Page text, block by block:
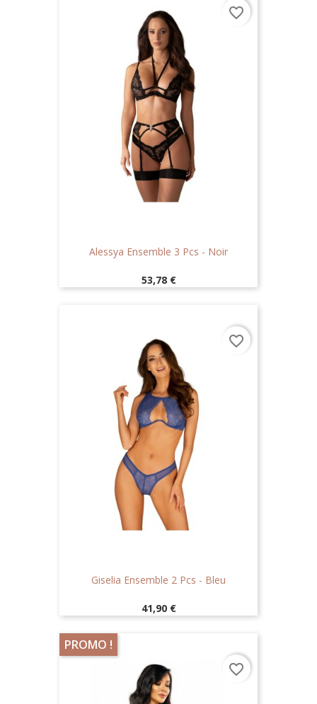
Alessya Ensemble 3 Pcs - Noir
Prix
53,78 €
favorite_border
Giselia Ensemble 2 Pcs - Bleu
Prix
41,90 €
favorite_border
PROMO !
favorite_border